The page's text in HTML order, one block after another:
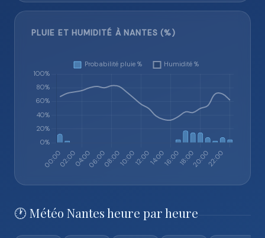
PLUIE ET HUMIDITÉ À NANTES (%)
🕐 Météo Nantes heure par heure